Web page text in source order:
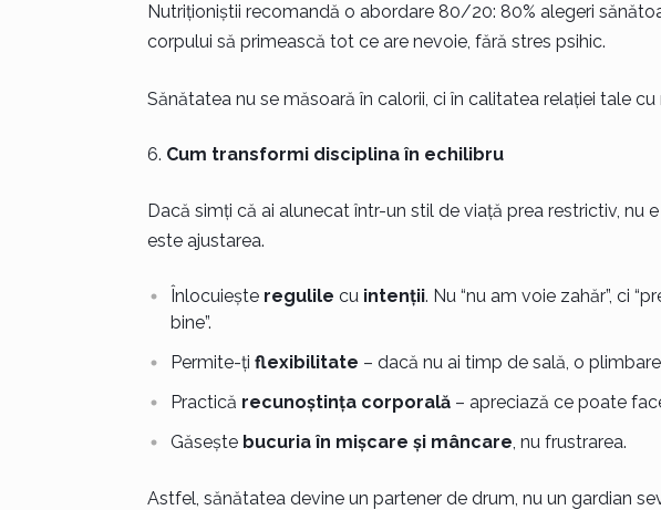
Nutriționiștii recomandă o abordare 80/20: 80% alegeri
corpului să primească tot ce are nevoie, fără stres psihic.
Sănătatea nu se măsoară în calorii, ci în calitatea relației tale cu
Cum transformi disciplina în echilibru
Dacă simți că ai alunecat într-un stil de viață prea restrictiv, nu
este ajustarea.
Înlocuiește regulile cu intenții. Nu “nu am voie zahăr”, ci
bine”.
Permite-ți flexibilitate – dacă nu ai timp de sală, o
Practică recunoștința corporală– apreciază ce poate
Găsește bucuria în mișcare și mâncare, nu frustrarea.
Astfel, sănătatea devine un partener de drum, nu un gardian